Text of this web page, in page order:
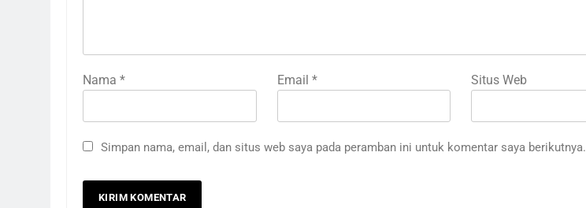
Nama * Email * Situs Web
Simpan nama, email, dan situs web saya pada peramban ini untuk komentar saya berikutnya.